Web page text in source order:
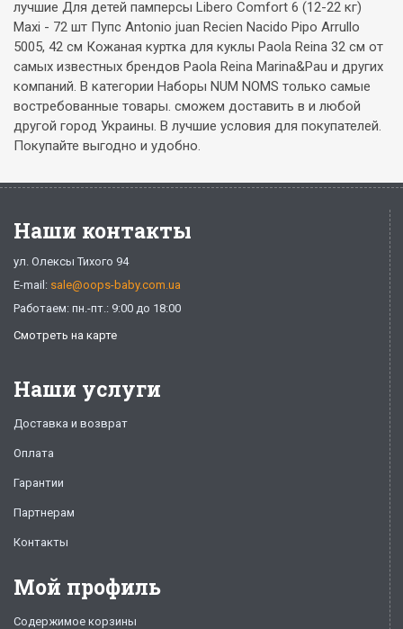
лучшие Для детей памперсы Libero Comfort 6 (12-22 кг)
Maxi - 72 шт Пупс Antonio juan Recien Nacido Pipo Arrullo
5005, 42 см Кожаная куртка для куклы Paola Reina 32 см от
самых известных брендов Paola Reina Marina&Pau и других
компаний. В категории Наборы NUM NOMS только самые
востребованные товары. сможем доставить в и любой
другой город Украины. В лучшие условия для покупателей.
Покупайте выгодно и удобно.
Наши контакты
ул. Олексы Тихого 94
E-mail: sale@oops-baby.com.ua
Работаем: пн.-пт.: 9:00 до 18:00
Смотреть на карте
Наши услуги
Доставка и возврат
Оплата
Гарантии
Партнерам
Контакты
Мой профиль
Содержимое корзины